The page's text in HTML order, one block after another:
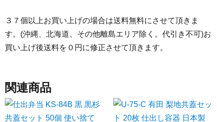
３７個以上お買い上げの場合は送料無料にさせて頂きま
す。(沖縄、北海道、その他離島エリア除く。代引き不可)お
買い上げ後送料を０円に修正させて頂きます。
関連商品